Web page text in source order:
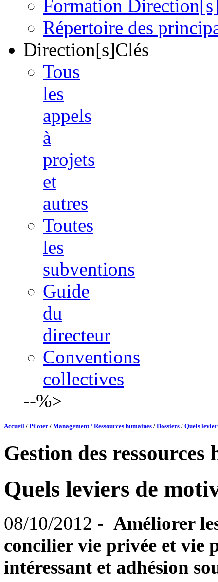
Formation
Répertoire des
Direction[s]Clés
Tous
les
appels
à
projets
et
autres
Toutes
les
subventions
Guide
du
directeur
Conventions
collectives
--%>
Accueil / Piloter / Management / Ressources humaines / Dossiers / Quels
Gestion des ressources
Quels leviers de
08/10/2012 - Améliorer
concilier vie privée et vie
intéressant et adhésion